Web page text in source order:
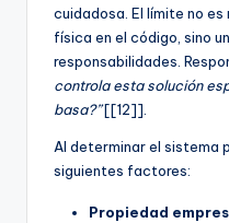
cuidadosa. El límite no
física en el código, sino
responsabilidades.
controla esta solución
basa?”[[12]].
Al determinar el sistema
siguientes factores:
Propiedad